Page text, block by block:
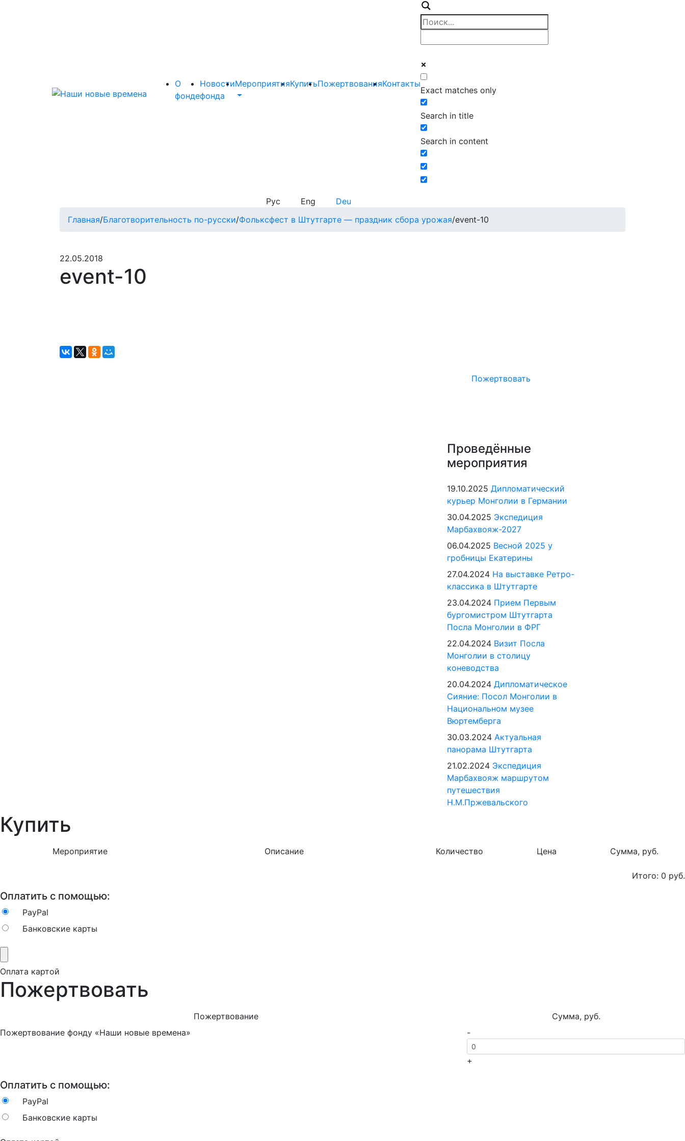
О
фонде
Новости
фонда
МероприятияКупитьПожертвованияКонтакты
Exact matches only
Search in title
Search in content
Рус Eng
Deu
Главная/Благотворительность по-русски/Фольксфест в Штутгарте — праздник сбора урожая/event-10
22.05.2018
event-10
Пожертвовать
Проведённые
мероприятия
19.10.2025 Дипломатический
курьер Монголии в Германии
30.04.2025 Экспедиция
Марбахвояж-2027
06.04.2025 Весной 2025 у
гробницы Екатерины
27.04.2024 На выставке Ретро-
классика в Штутгарте
23.04.2024 Прием Первым
бургомистром Штутгарта
Посла Монголии в ФРГ
22.04.2024 Визит Посла
Монголии в столицу
коневодства
20.04.2024 Дипломатическое
Сияние: Посол Монголии в
Национальном музее
Вюртемберга
30.03.2024 Актуальная
панорама Штутгарта
21.02.2024 Экспедиция
Марбахвояж маршрутом
путешествия
Н.М.Пржевальского
Купить
Мероприятие Описание Количество Цена Сумма, руб.
Итого: 0 руб.
Оплатить с помощью:
PayPal
Банковские карты
Оплата картой
Пожертвовать
Пожертвование
Сумма, руб.
Пожертвование фонду «Наши новые времена»
-
+
Оплатить с помощью:
PayPal
Банковские карты